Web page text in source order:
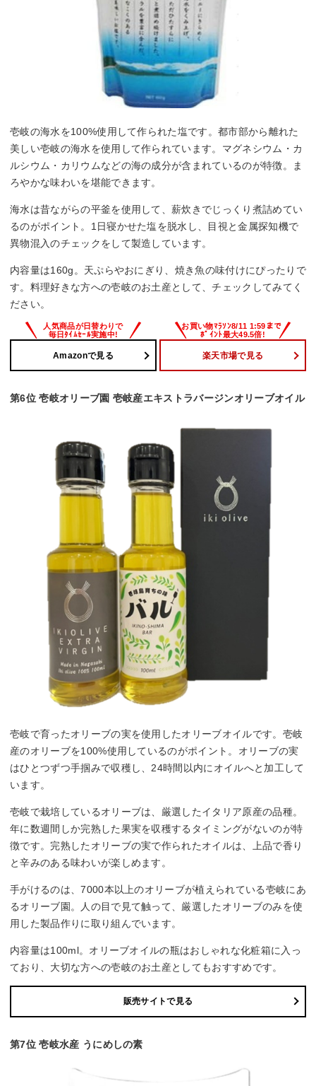
壱岐の海水を100%使用して作られた塩です。都市部から離れた
美しい壱岐の海水を使用して作られています。マグネシウム・カ
ルシウム・カリウムなどの海の成分が含まれているのが特徴。ま
ろやかな味わいを堪能できます。
海水は昔ながらの平釜を使用して、薪炊きでじっくり煮詰めてい
るのがポイント。1日寝かせた塩を脱水し、目視と金属探知機で
異物混入のチェックをして製造しています。
内容量は160g。天ぷらやおにぎり、焼き魚の味付けにぴったりで
す。料理好きな方への壱岐のお土産として、チェックしてみてく
ださい。
Amazonで見る 楽天市場で見る
第6位 壱岐オリーブ園 壱岐産エキストラバージンオリーブオイル
壱岐で育ったオリーブの実を使用したオリーブオイルです。壱岐
産のオリーブを100%使用しているのがポイント。オリーブの実
はひとつずつ手掴みで収穫し、24時間以内にオイルへと加工して
います。
壱岐で栽培しているオリーブは、厳選したイタリア原産の品種。
年に数週間しか完熟した果実を収穫するタイミングがないのが特
徴です。完熟したオリーブの実で作られたオイルは、上品で香り
と辛みのある味わいが楽しめます。
手がけるのは、7000本以上のオリーブが植えられている壱岐にあ
るオリーブ園。人の目で見て触って、厳選したオリーブのみを使
用した製品作りに取り組んでいます。
内容量は100ml。オリーブオイルの瓶はおしゃれな化粧箱に入っ
ており、大切な方への壱岐のお土産としてもおすすめです。
販売サイトで見る
第7位 壱岐水産 うにめしの素